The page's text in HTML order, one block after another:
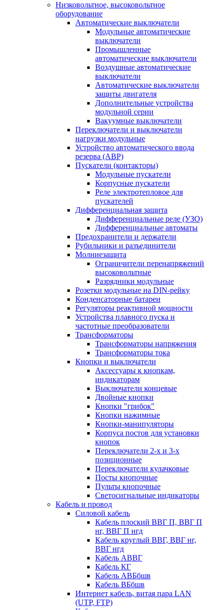
Низковольтное, высоковольтное
оборудование
Автоматические выключатели
Модульные автоматические
выключатели
Промышленные
автоматические выключатели
Воздушные автоматические
выключатели
Автоматические выключатели
защиты двигателя
Дополнительные устройства
модульной серии
Вакуумные выключатели
Переключатели и выключатели
нагрузки модульные
Устройство автоматического ввода
резерва (АВР)
Пускатели (контакторы)
Модульные пускатели
Корпусные пускатели
Реле электротепловое для
пускателей
Дифференциальная защита
Дифференциальные реле (УЗО)
Дифференциальные автоматы
Предохранители и держатели
Рубильники и разъединители
Молниезащита
Ограничители перенапряжений
высоковольтные
Разрядники модульные
Розетки модульные на DIN-рейку
Конденсаторные батареи
Регуляторы реактивной мощности
Устройства плавного пуска и
частотные преобразователи
Трансформаторы
Трансформаторы напряжения
Трансформаторы тока
Кнопки и выключатели
Аксессуары к кнопкам,
индикаторам
Выключатели концевые
Двойные кнопки
Кнопки "грибок"
Кнопки нажимные
Кнопки-манипуляторы
Корпуса постов для установки
кнопок
Переключатели 2-х и 3-х
позиционные
Переключатели кулачковые
Посты кнопочные
Пульты кнопочные
Светосигнальные индикаторы
Кабель и провод
Силовой кабель
Кабель плоский ВВГ П, ВВГ П
нг, ВВГ П нгд
Кабель круглый ВВГ, ВВГ нг,
ВВГ нгд
Кабель АВВГ
Кабель КГ
Кабель АВБбшв
Кабель ВБбшв
Интернет кабель, витая пара LAN
(UTP, FTP)